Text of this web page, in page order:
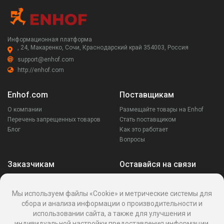
Информационная платформа
, 24, Макаренко, Сочи, Краснодарский край 354003, Россия
support@enhof.com
http://enhof.com
Enhof.com
О компании
Перечень запрещенных товаров
Блог
Поставщикам
Размещайте товары на Enhof
Стать поставщиком
Как это работает
Вопросы
Заказчикам
Написать поставщику
Оставайся на связи
Мы используем файлы «Cookie» и метрические системы для
сбора и анализа информации о производительности и
использовании сайта, а также для улучшения и